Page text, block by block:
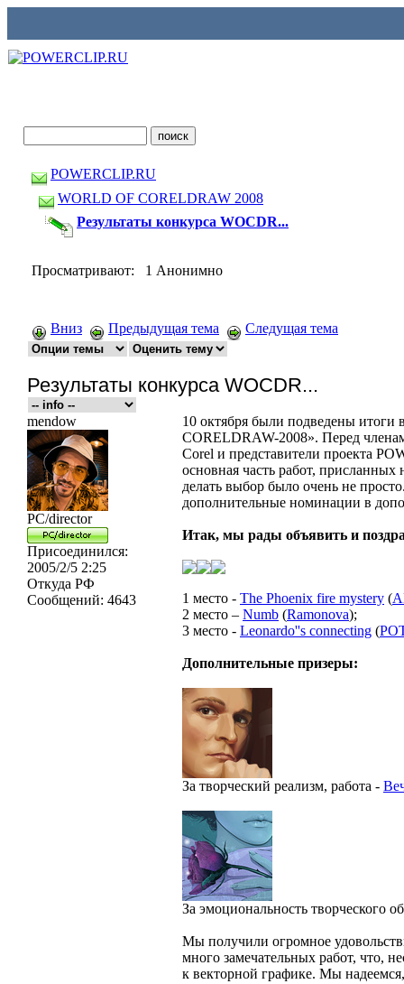
POWERCLIP.RU
WORLD OF CORELDRAW 2008
Результаты конкурса WOCDR...
Просматривают: 1 Анонимно
Вниз Предыдущая тема Следущая тема
Результаты конкурса WOCDR...
mendow
PC/director
Присоединился:
2005/2/5 2:25
Откуда РФ
Сообщений: 4643
10 октября были подведены итоги
CORELDRAW-2008». Перед
Corel и представители проекта
основная часть работ,
делать выбор было очень не
дополнительные номинации в
Итак, мы рады объявить и
1 место - The Phoenix fire mystery (
2 место – Numb (Ramonova);
3 место - Leonardo''s connecting (
Дополнительные призеры:
За творческий реализм, работа -
За эмоциональность творческого
Мы получили огромное
много замечательных работ, что,
к векторной графике. Мы